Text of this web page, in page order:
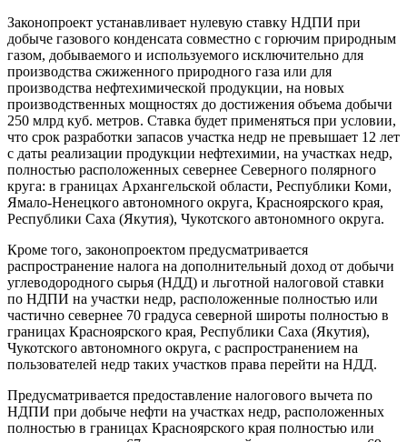
Законопроект устанавливает нулевую ставку НДПИ при
добыче газового конденсата совместно с горючим природным
газом, добываемого и используемого исключительно для
производства сжиженного природного газа или для
производства нефтехимической продукции, на новых
производственных мощностях до достижения объема добычи
250 млрд куб. метров. Ставка будет применяться при условии,
что срок разработки запасов участка недр не превышает 12 лет
с даты реализации продукции нефтехимии, на участках недр,
полностью расположенных севернее Северного полярного
круга: в границах Архангельской области, Республики Коми,
Ямало-Ненецкого автономного округа, Красноярского края,
Республики Саха (Якутия), Чукотского автономного округа.
Кроме того, законопроектом предусматривается
распространение налога на дополнительный доход от добычи
углеводородного сырья (НДД) и льготной налоговой ставки
по НДПИ на участки недр, расположенные полностью или
частично севернее 70 градуса северной широты полностью в
границах Красноярского края, Республики Саха (Якутия),
Чукотского автономного округа, с распространением на
пользователей недр таких участков права перейти на НДД.
Предусматривается предоставление налогового вычета по
НДПИ при добыче нефти на участках недр, расположенных
полностью в границах Красноярского края полностью или